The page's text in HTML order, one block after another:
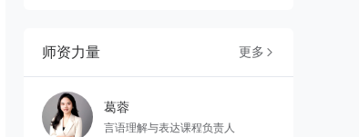
师资力量 更多 
葛蓉
言语理解与表达课程负责人